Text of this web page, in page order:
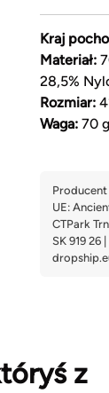
Kraj
Materiał:
28,5%
Rozmiar:
Waga:70 g
z